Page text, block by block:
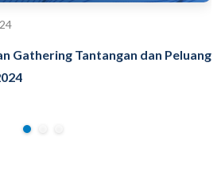
Gathering Tantangan dan Peluang